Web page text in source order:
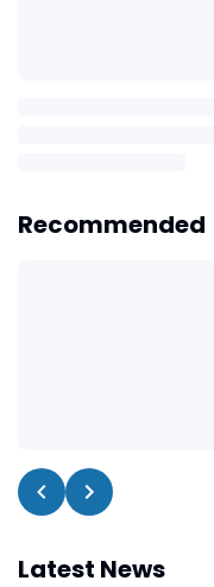
Recommended
Latest News